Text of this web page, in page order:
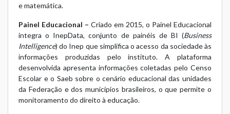
e matemática.
Painel Educacional – Criado em 2015, o Painel Educacional
integra o InepData, conjunto de painéis de BI (Business
Intelligence) do Inep que simplifica o acesso da sociedade às
informações produzidas pelo instituto. A plataforma
desenvolvida apresenta informações coletadas pelo Censo
Escolar e o Saeb sobre o cenário educacional das unidades
da Federação e dos municípios brasileiros, o que permite o
monitoramento do direito à educação.